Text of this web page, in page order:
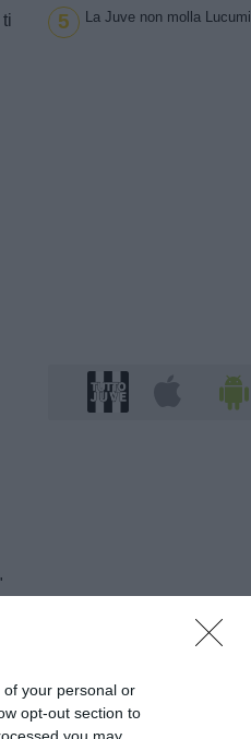
your personal or
opt-out section to
you may
5 La Juve non molla Lucumi